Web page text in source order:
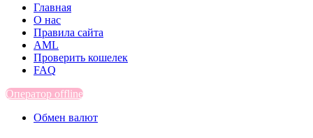
Главная
О нас
Правила сайта
AML
Проверить кошелек
FAQ
Оператор offline
Обмен валют